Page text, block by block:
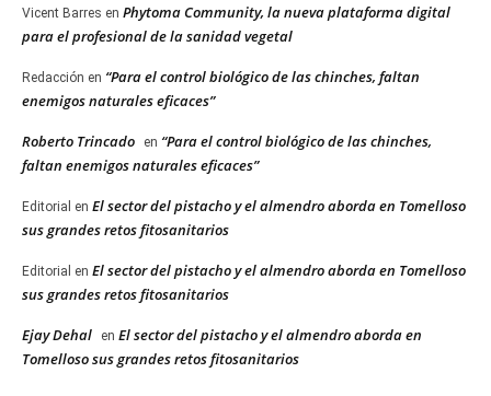
Vicent Barres en Phytoma Community, la nueva plataforma digital
para el profesional de la sanidad vegetal
Redacción en “Para el control biológico de las chinches, faltan
enemigos naturales eficaces”
Roberto Trincado en “Para el control biológico de las chinches,
faltan enemigos naturales eficaces”
Editorial en El sector del pistacho y el almendro aborda en Tomelloso
sus grandes retos fitosanitarios
Editorial en El sector del pistacho y el almendro aborda en Tomelloso
sus grandes retos fitosanitarios
Ejay Dehal en El sector del pistacho y el almendro aborda en
Tomelloso sus grandes retos fitosanitarios